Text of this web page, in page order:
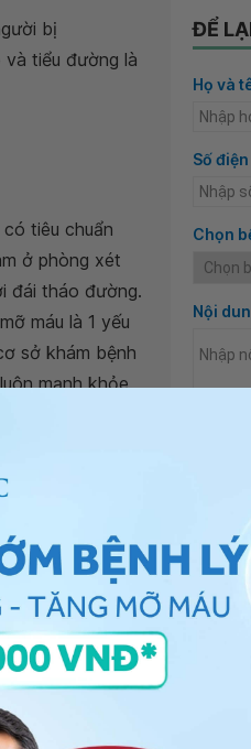
bị
tiểu đường là
tiêu chuẩn
ở phòng xét
đái tháo đường.
máu là 1 yếu
sở khám bệnh
mạnh khỏe.
viện Đa khoa
ĐỂ
Họ và
Số
Chọn
Nội
Tôi